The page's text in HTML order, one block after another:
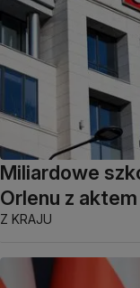
Miliardowe
Orlenu z
Z KRAJU